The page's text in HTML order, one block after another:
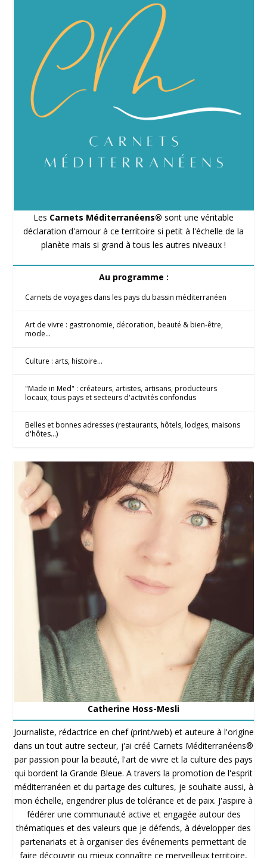
Les Carnets Méditerranéens® sont une véritable
déclaration d'amour à ce territoire si petit à l'échelle de la
planète mais si grand à tous les autres niveaux !
Au programme :
Carnets de voyages dans les pays du bassin méditerranéen
Art de vivre : gastronomie, décoration, beauté & bien-être,
mode...
Culture : arts, histoire...
"Made in Med" : créateurs, artistes, artisans, producteurs
locaux, tous pays et secteurs d'activités confondus
Belles et bonnes adresses (restaurants, hôtels, lodges, maisons
d'hôtes...)
Catherine Hoss-Mesli
Journaliste, rédactrice en chef (print/web) et auteure à l'origine
dans un tout autre secteur, j'ai créé Carnets Méditerranéens®
par passion pour la beauté, l'art de vivre et la culture des pays
qui bordent la Grande Bleue. A travers la promotion de l'esprit
méditerranéen et du partage des cultures, je souhaite aussi, à
mon échelle, engendrer plus de tolérance et de paix. J'aspire à
fédérer une communauté active et engagée autour des
thématiques et des valeurs que je défends, à développer des
partenariats et à organiser des événements permettant de
faire découvrir ou mieux connaître ce merveilleux territoire,